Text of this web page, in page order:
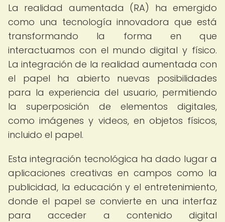
La realidad aumentada (RA) ha emergido
como una tecnología innovadora que está
transformando la forma en que
interactuamos con el mundo digital y físico.
La integración de la realidad aumentada con
el papel ha abierto nuevas posibilidades
para la experiencia del usuario, permitiendo
la superposición de elementos digitales,
como imágenes y videos, en objetos físicos,
incluido el papel.
Esta integración tecnológica ha dado lugar a
aplicaciones creativas en campos como la
publicidad, la educación y el entretenimiento,
donde el papel se convierte en una interfaz
para acceder a contenido digital